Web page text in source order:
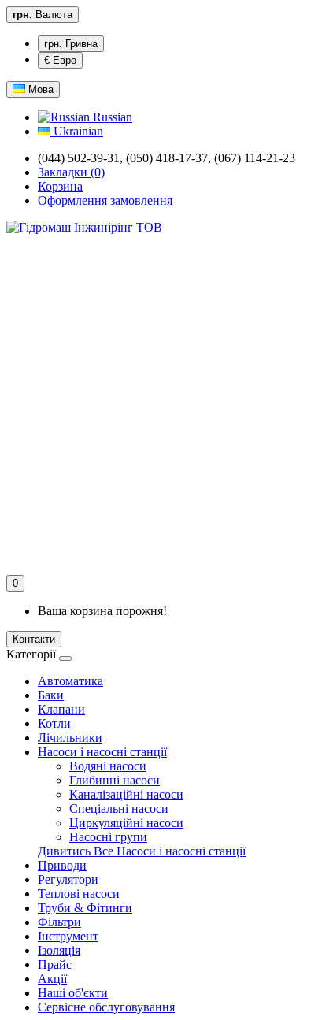
грн. Валюта
грн. Гривна
€ Евро
Мова
Russian
Ukrainian
(044) 502-39-31, (050) 418-17-37, (067) 114-21-23
Закладки (0)
Корзина
Оформлення замовлення
0
Ваша корзина порожня!
Контакти
Категорії
Автоматика
Баки
Клапани
Котли
Лічильники
Насоси і насосні станції
Водяні насоси
Глибинні насоси
Каналізаційні насоси
Спеціальні насоси
Циркуляційні насоси
Насосні групи
Дивитись Все Насоси і насосні станції
Приводи
Регулятори
Теплові насоси
Труби & Фітинги
Фільтри
Інструмент
Ізоляція
Прайс
Акції
Наші об'єкти
Сервісне обслуговування